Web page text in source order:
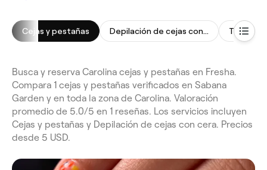
Cejas y pestañas Depilación de cejas con cera Tinte de
Busca y reserva Carolina cejas y pestañas en Fresha.
Compara 1 cejas y pestañas verificados en Sabana
Garden y en toda la zona de Carolina. Valoración
promedio de 5.0/5 en 1 reseñas. Los servicios incluyen
Cejas y pestañas y Depilación de cejas con cera. Precios
desde 5 USD.